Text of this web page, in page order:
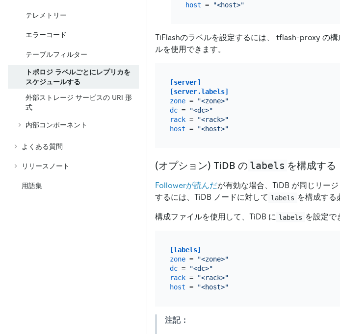
テレメトリー
エラーコード
テーブルフィルター
トポロジ ラベルごとにレプリカを
スケジュールする
外部ストレージ サービスの URI 形
式
内部コンポーネント
よくある質問
リリースノート
用語集
host = "<host>"
TiFlashのラベルを設定するには、 tflash-proxy の構
ルを使用できます。
[server]
[server.labels]
zone =
"<zone>"
dc =
"<dc>"
rack =
"<rack>"
host = "<host>"
(オプション) TiDB の labels を構成する
Followerが読んだが有効な場合、TiDB が同じリー
するには、TiDB ノードに対して labels を構成する
構成ファイルを使用して、TiDB に labels を設定で
[labels]
zone =
"<zone>"
dc =
"<dc>"
rack =
"<rack>"
host = "<host>"
注記：